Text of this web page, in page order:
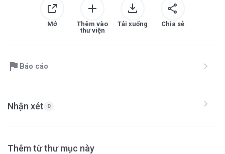
Mở
Thêm vào
thư viện
Tải xuống Chia sẻ
Báo cáo
Nhận xét 0
Thêm từ thư mục này